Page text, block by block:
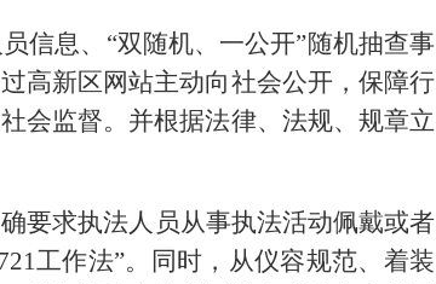
信息、“双随机、一公开”随机抽查事
高新区网站主动向社会公开，保障行
会监督。并根据法律、法规、规章立
要求执法人员从事执法活动佩戴或者
工作法”。同时，从仪容规范、着装